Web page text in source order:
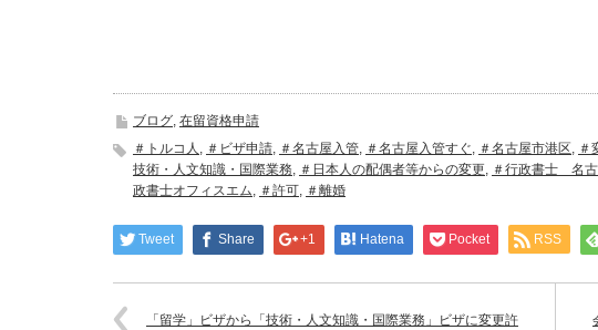
ブログ, 在留資格申請
＃トルコ人 , ＃ビザ申請, ＃名古屋入管, ＃名古屋入管すぐ, ＃名古屋市港区, ＃
技術・人文知識・国際業務, ＃日本人の配偶者等からの変更, ＃行政書士 名
政書士オフィスエム, ＃許可, ＃離婚
Tweet Share +1 Hatena Pocket RSS
「留学」ビザから「技術・人文知識・国際業務」ビザに変更許